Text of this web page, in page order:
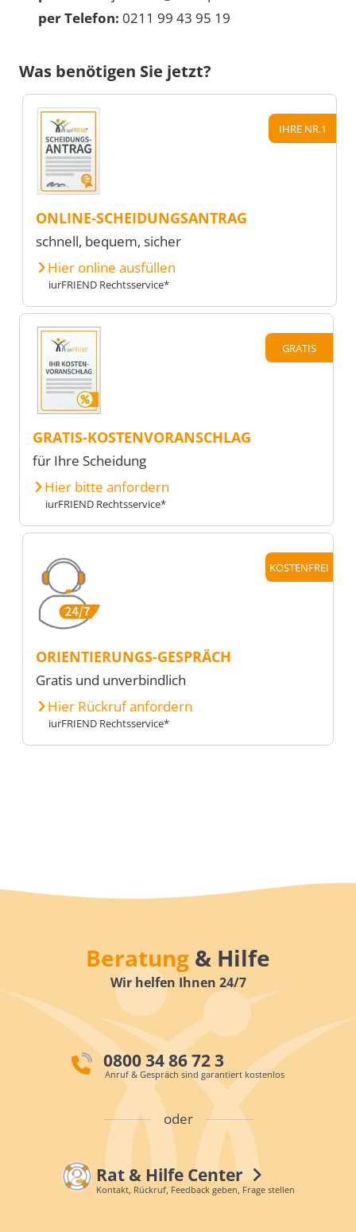
per Telefon: 0211 99 43 95 19
Was benötigen Sie jetzt?
IHRE NR.1
ONLINE-SCHEIDUNGSANTRAG
schnell, bequem, sicher
Hier online ausfüllen
iurFRIEND Rechtsservice*
GRATIS
GRATIS-KOSTENVORANSCHLAG
für Ihre Scheidung
Hier bitte anfordern
iurFRIEND Rechtsservice*
KOSTENFREI
ORIENTIERUNGS-GESPRÄCH
Gratis und unverbindlich
Hier Rückruf anfordern
iurFRIEND Rechtsservice*
Beratung & Hilfe
Wir helfen Ihnen 24/7
0800 34 86 72 3
Anruf & Gespräch sind garantiert kostenlos
oder
Rat & Hilfe Center
Kontakt, Rückruf, Feedback geben, Frage stellen